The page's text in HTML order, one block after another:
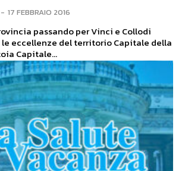
- 17 FEBBRAIO 2016
passando per Vinci e Collodi
eccellenze del territorio Capitale della
2017. Pistoia Capitale...